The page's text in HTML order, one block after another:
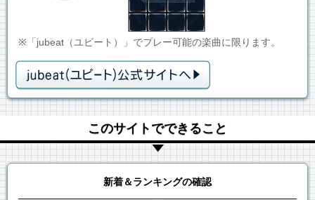
※「jubeat（ユビート）」でプレー可能の楽曲に限ります。
このサイトでできること
新着＆ランキングの確認